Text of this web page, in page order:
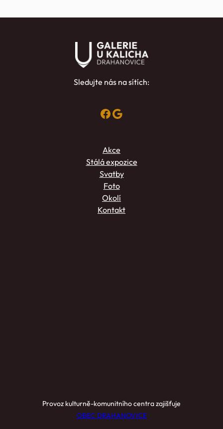
Sledujte nás na sítích:
Facebook Google
Akce
Stálá expozice
Svatby
Foto
Okolí
Kontakt
Provoz kulturně-komunitního centra zajišťuje
OBEC DRAHANOVICE